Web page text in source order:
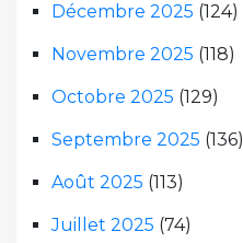
Décembre 2025 (124)
Novembre 2025 (118)
Octobre 2025 (129)
Septembre 2025 (136)
Août 2025 (113)
Juillet 2025 (74)